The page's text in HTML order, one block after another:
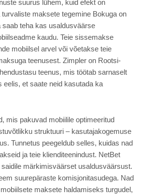
suurus lühem, kuid efekt on
maksete tegemine Bokuga on
saab teha kas usaldusväärse
kaudu. Teie sissemakse
mobiilsel arvel või võetakse teie
teenusest. Zimpler on Rootsi-
teenus, mis töötab sarnaselt
eelis, et saate neid kasutada ka
mis pakuvad mobiilile optimeeritud
struktuuri – kasutajakogemuse
Tunnetus peegeldub selles, kuidas nad
ja teie klienditeenindust. NetBet
saidile märkimisväärset usaldusväärsust.
suurepäraste komisjonitasudega. Nad
maksete haldamiseks turgudel,